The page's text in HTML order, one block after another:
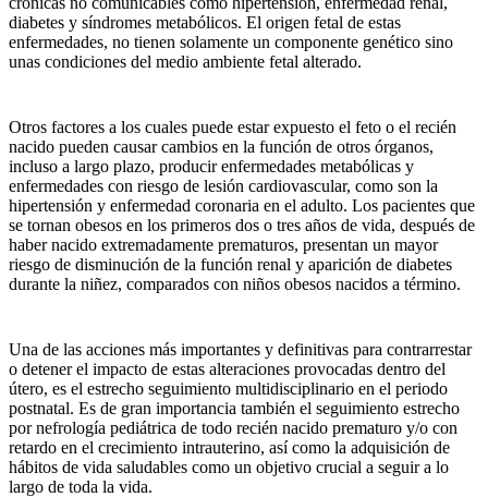
diabetes y síndromes metabólicos. El origen fetal de estas
enfermedades, no tienen solamente un componente genético sino
unas condiciones del medio ambiente fetal alterado.
Otros factores a los cuales puede estar expuesto el feto o el recién
nacido pueden causar cambios en la función de otros órganos,
incluso a largo plazo, producir enfermedades metabólicas y
enfermedades con riesgo de lesión cardiovascular, como son la
hipertensión y enfermedad coronaria en el adulto. Los pacientes que
se tornan obesos en los primeros dos o tres años de vida, después de
haber nacido extremadamente prematuros, presentan un mayor
riesgo de disminución de la función renal y aparición de diabetes
durante la niñez, comparados con niños obesos nacidos a término.
Una de las acciones más importantes y definitivas para contrarrestar
o detener el impacto de estas alteraciones provocadas dentro del
útero, es el estrecho seguimiento multidisciplinario en el periodo
postnatal. Es de gran importancia también el seguimiento estrecho
por nefrología pediátrica de todo recién nacido prematuro y/o con
retardo en el crecimiento intrauterino, así como la adquisición de
hábitos de vida saludables como un objetivo crucial a seguir a lo
largo de toda la vida.